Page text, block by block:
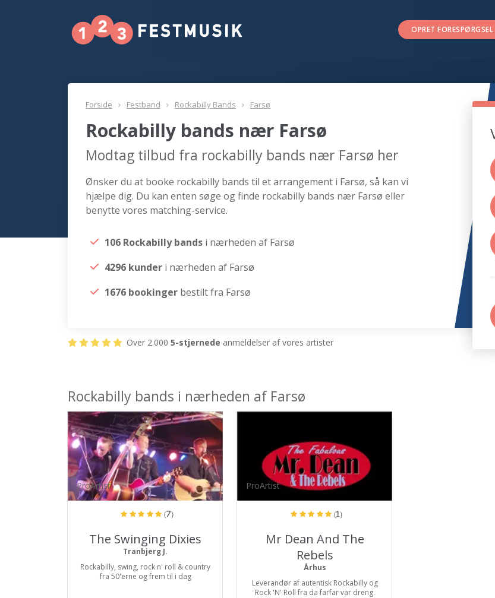
OPRET FORESPØRGSEL
Forside Festband Rockabilly Bands Farsø
Rockabilly bands nær Farsø
Modtag tilbud fra rockabilly bands nær Farsø her
Ønsker du at booke rockabilly bands til et arrangement i Farsø, så kan vi
hjælpe dig. Du kan enten søge og finde rockabilly bands nær Farsø eller
benytte vores matching-service.
106 Rockabilly bands i nærheden af Farsø
4296 kunder i nærheden af Farsø
1676 bookinger bestilt fra Farsø
Over 2.000 5-stjernede anmeldelser af vores artister
Rockabilly bands i nærheden af Farsø
ProArtist
(7)
The Swinging Dixies
Tranbjerg J.
Rockabilly, swing, rock n' roll & country
fra 50'erne og frem til i dag
ProArtist
(1)
Mr Dean And The
Rebels
Århus
Leverandør af autentisk Rockabilly og
Rock 'N' Roll fra da farfar var dreng.